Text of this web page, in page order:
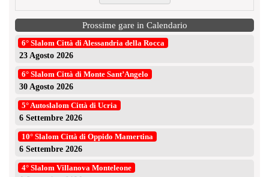
Prossime gare in Calendario
6° Slalom Città di Alessandria della Rocca
23 Agosto 2026
6° Slalom Città di Monte Sant’Angelo
30 Agosto 2026
5° Autoslalom Città di Ucria
6 Settembre 2026
10° Slalom Città di Oppido Mamertina
6 Settembre 2026
4° Slalom Villanova Monteleone